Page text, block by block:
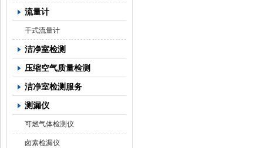
流量计
干式流量计
洁净室检测
压缩空气质量检测
洁净室检测服务
测漏仪
可燃气体检测仪
卤素检漏仪